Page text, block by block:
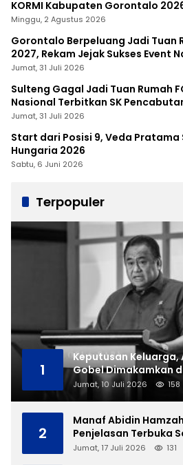
KORMI Kabupaten Gorontalo
Minggu, 2 Agustus 2026
Gorontalo Berpeluang Jadi Tuan
2027, Rekam Jejak Sukses Event
Jumat, 31 Juli 2026
Sulteng Gagal Jadi Tuan Rumah
Nasional Terbitkan SK
Jumat, 31 Juli 2026
Start dari Posisi 9, Veda
Hungaria 2026
Sabtu, 6 Juni 2026
Terpopuler
1
Keputusan
Gobel Dimakamkan
Jumat, 10 Juli 2026 158
2
Manaf Abidin
Penjelasan Terbuka
Skripsi Mahasiswi
Jumat, 17 Juli 2026 131